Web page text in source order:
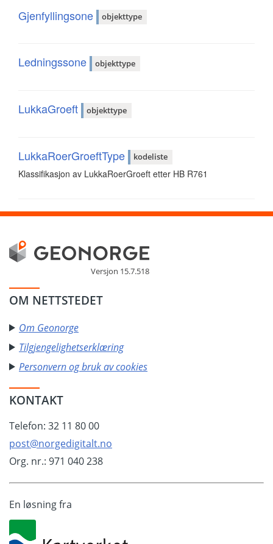
Gjenfyllingsone objekttype
Ledningssone objekttype
LukkaGroeft objekttype
LukkaRoerGroeftType kodeliste
Klassifikasjon av LukkaRoerGroeft etter HB R761